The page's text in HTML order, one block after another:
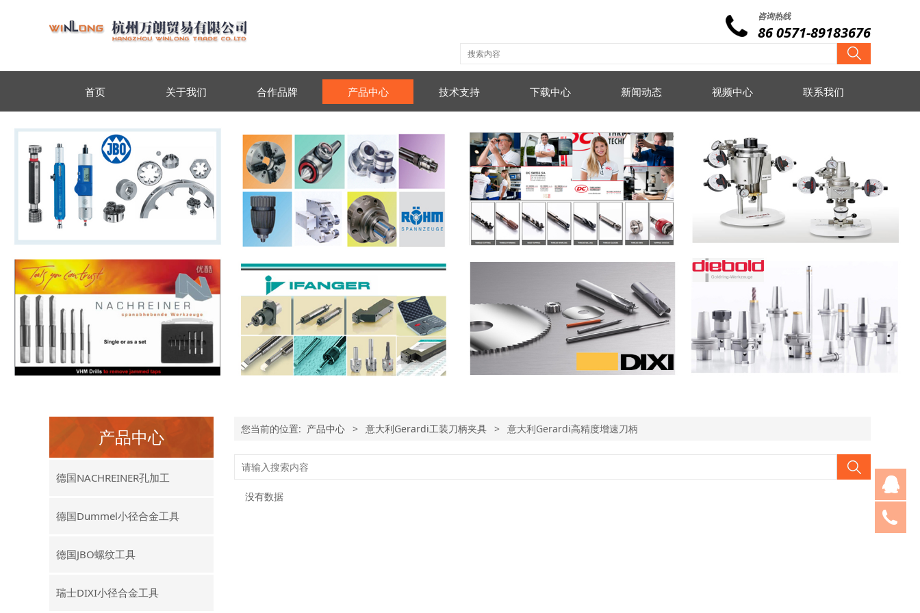
咨询热线
86 0571-89183676
首页 关于我们 合作品牌 产品中心 技术支持 下载中心 新闻动态 视频中心 联系我们
产品中心
德国NACHREINER孔加工
德国Dummel小径合金工具
德国JBO螺纹工具
瑞士DIXI小径合金工具
您当前的位置: 产品中心 > 意大利Gerardi工装刀柄夹具 > 意大利Gerardi高精度增速刀柄
没有数据